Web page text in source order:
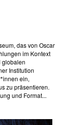
das von Oscar
im Kontext
globalen
Institution
ein,
zu präsentieren.
und Format...